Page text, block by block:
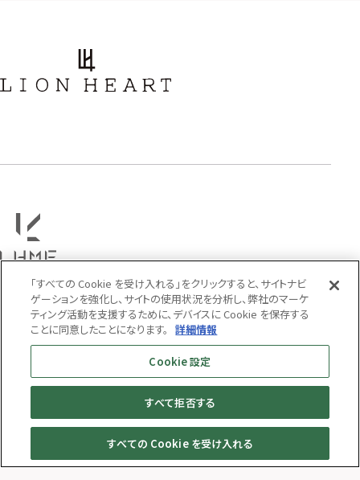
MENSWOMENS
フラワー
「すべての Cookie を受け入れる」をクリックすると、サイトナビ
ゲーションを強化し、サイトの使用状況を分析し、弊社のマーケ
ティング活動を支援するために、デバイスに Cookie を保存する
ことに同意したことになります。
詳細情報
Cookie 設定
すべて拒否する
すべての Cookie を受け入れる